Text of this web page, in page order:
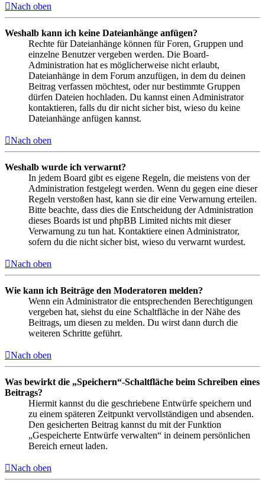
Nach oben
Weshalb kann ich keine Dateianhänge anfügen?
Rechte für Dateianhänge können für Foren, Gruppen und
einzelne Benutzer vergeben werden. Die Board-
Administration hat es möglicherweise nicht erlaubt,
Dateianhänge in dem Forum anzufügen, in dem du deinen
Beitrag verfassen möchtest, oder nur bestimmte Gruppen
dürfen Dateien hochladen. Du kannst einen Administrator
kontaktieren, falls du dir nicht sicher bist, wieso du keine
Dateianhänge anfügen kannst.
Nach oben
Weshalb wurde ich verwarnt?
In jedem Board gibt es eigene Regeln, die meistens von der
Administration festgelegt werden. Wenn du gegen eine dieser
Regeln verstoßen hast, kann sie dir eine Verwarnung erteilen.
Bitte beachte, dass dies die Entscheidung der Administration
dieses Boards ist und phpBB Limited nichts mit dieser
Verwarnung zu tun hat. Kontaktiere einen Administrator,
sofern du die nicht sicher bist, wieso du verwarnt wurdest.
Nach oben
Wie kann ich Beiträge den Moderatoren melden?
Wenn ein Administrator die entsprechenden Berechtigungen
vergeben hat, siehst du eine Schaltfläche in der Nähe des
Beitrags, um diesen zu melden. Du wirst dann durch die
weiteren Schritte geführt.
Nach oben
Was bewirkt die „Speichern“-Schaltfläche beim Schreiben eines
Beitrags?
Hiermit kannst du die geschriebene Entwürfe speichern und
zu einem späteren Zeitpunkt vervollständigen und absenden.
Den gesicherten Beitrag kannst du mit der Funktion
„Gespeicherte Entwürfe verwalten“ in deinem persönlichen
Bereich erneut laden.
Nach oben